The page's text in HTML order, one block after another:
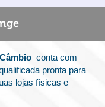
conta com
pronta para
lojas físicas e